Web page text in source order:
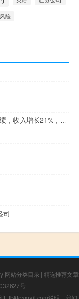
风险
投资者提问：公司上市时公布第一季度业绩，收入增长21%，利润增长27%；我...
司
网站分类目录 | 精选推荐文章
号
f_fb#foxmail.com说明，我们